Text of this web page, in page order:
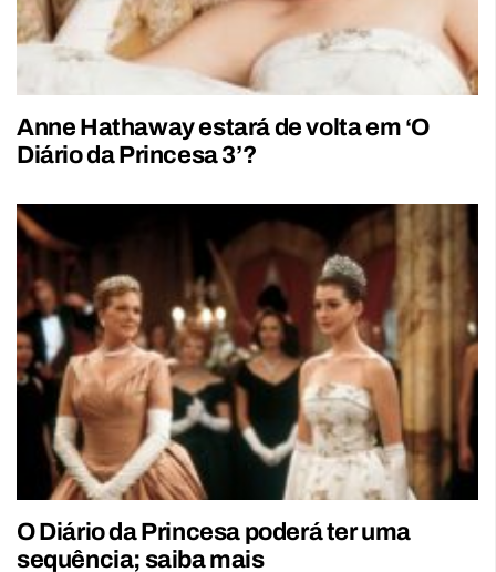
Anne Hathaway estará de volta em ‘O
Diário da Princesa 3’?
O Diário da Princesa poderá ter uma
sequência; saiba mais